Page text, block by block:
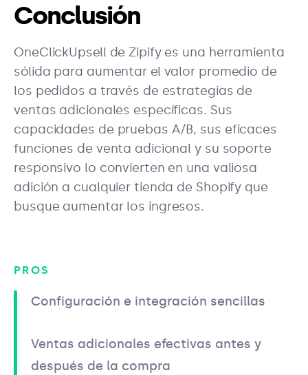
Conclusión
OneClickUpsell de Zipify es una herramienta
sólida para aumentar el valor promedio de
los pedidos a través de estrategias de
ventas adicionales específicas. Sus
capacidades de pruebas A/B, sus eficaces
funciones de venta adicional y su soporte
responsivo lo convierten en una valiosa
adición a cualquier tienda de Shopify que
busque aumentar los ingresos.
PROS
Configuración e integración sencillas
Ventas adicionales efectivas antes y
después de la compra